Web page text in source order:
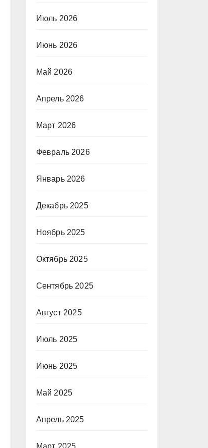
Июль 2026
Июнь 2026
Май 2026
Апрель 2026
Март 2026
Февраль 2026
Январь 2026
Декабрь 2025
Ноябрь 2025
Октябрь 2025
Сентябрь 2025
Август 2025
Июль 2025
Июнь 2025
Май 2025
Апрель 2025
Март 2025